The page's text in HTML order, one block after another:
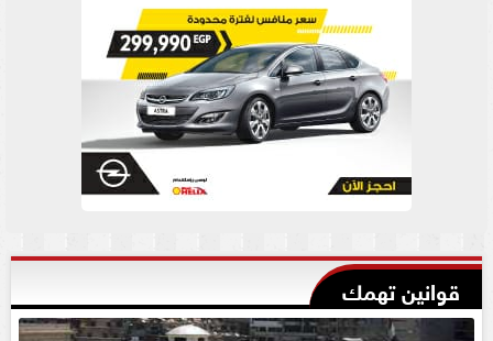
قوانين تهمك